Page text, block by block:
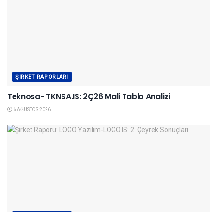
ŞIRKET RAPORLARI
Teknosa- TKNSA.IS: 2Ç26 Mali Tablo Analizi
6 AĞUSTOS 2026